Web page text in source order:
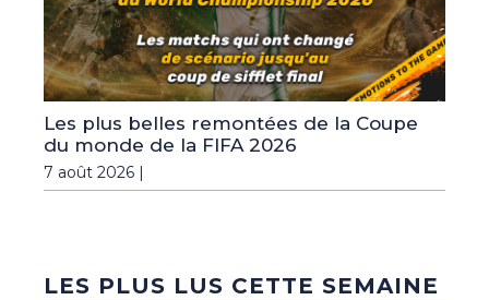
Les plus belles remontées de la Coupe
du monde de la FIFA 2026
7 août 2026 |
LES PLUS LUS CETTE SEMAINE